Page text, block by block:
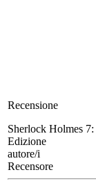
Recensione
Sherlock Holmes 7:
Edizione
autore/i
Recensore